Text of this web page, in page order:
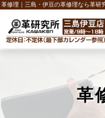
革修理｜三島・伊豆の革修理なら革研
革